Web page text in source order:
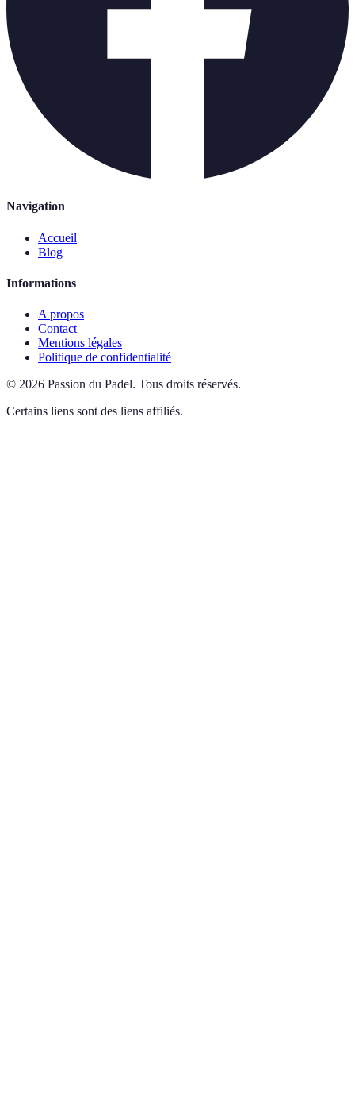
Navigation
Accueil
Blog
Informations
A propos
Contact
Mentions légales
Politique de confidentialité
© 2026 Passion du Padel. Tous droits réservés.
Certains liens sont des liens affiliés.